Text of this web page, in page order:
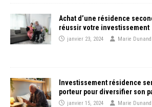
Achat d’une résidence
réussir votre investissement
janvier 23, 2024 Marie Dunand
Investissement résidence
porteur pour diversifier son
janvier 15, 2024 Marie Dunand